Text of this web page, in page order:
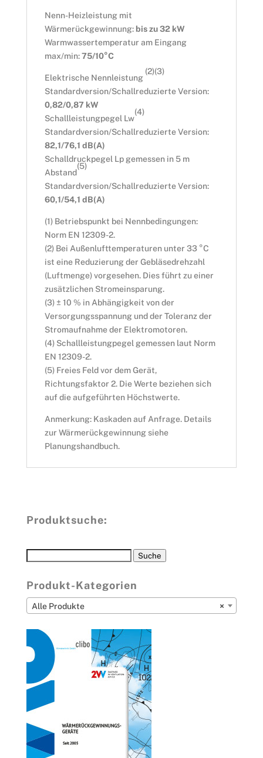
Nenn-Heizleistung mit
Wärmerückgewinnung: bis zu 32 kW
Warmwassertemperatur am Eingang
max/min:75/10°C
Elektrische Nennleistung
(2)(3)
Standardversion/Schallreduzierte Version:
0,82/0,87 kW
Schallleistungpegel Lw
(4)
Standardversion/Schallreduzierte Version:
82,1/76,1 dB(A)
Schalldruckpegel Lp gemessen in 5 m
Abstand
(5)
Standardversion/Schallreduzierte Version:
60,1/54,1 dB(A)
(1) Betriebspunkt bei Nennbedingungen:
Norm EN 12309-2.
(2) Bei Außenlufttemperaturen unter 33 °C
ist eine Reduzierung der Gebläsedrehzahl
(Luftmenge) vorgesehen. Dies führt zu einer
zusätzlichen Stromeinsparung.
(3) ± 10 % in Abhängigkeit von der
Versorgungsspannung und der Toleranz der
Stromaufnahme der Elektromotoren.
(4) Schallleistungpegel gemessen laut Norm
EN 12309-2.
(5) Freies Feld vor dem Gerät,
Richtungsfaktor 2. Die Werte beziehen sich
auf die aufgeführten Höchstwerte.
Anmerkung: Kaskaden auf Anfrage. Details
zur Wärmerückgewinnung siehe
Planungshandbuch.
Produktsuche:
Suche
Produkt-Kategorien
×
Alle Produkte